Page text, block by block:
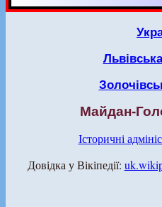
Майдан-
Історичні
Довідка у Вікіпедії: